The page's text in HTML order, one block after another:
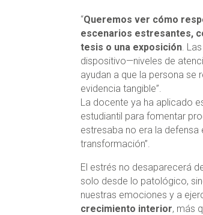
“Queremos ver cómo
escenarios estresantes,
tesis o una exposición.
dispositivo—niveles de
ayudan a que la persona se
evidencia tangible”.
La docente ya ha aplicado
estudiantil para fomentar
estresaba no era la defensa
transformación”.
El estrés no desaparecerá
solo desde lo patológico,
nuestras emociones y a
crecimiento interior, más